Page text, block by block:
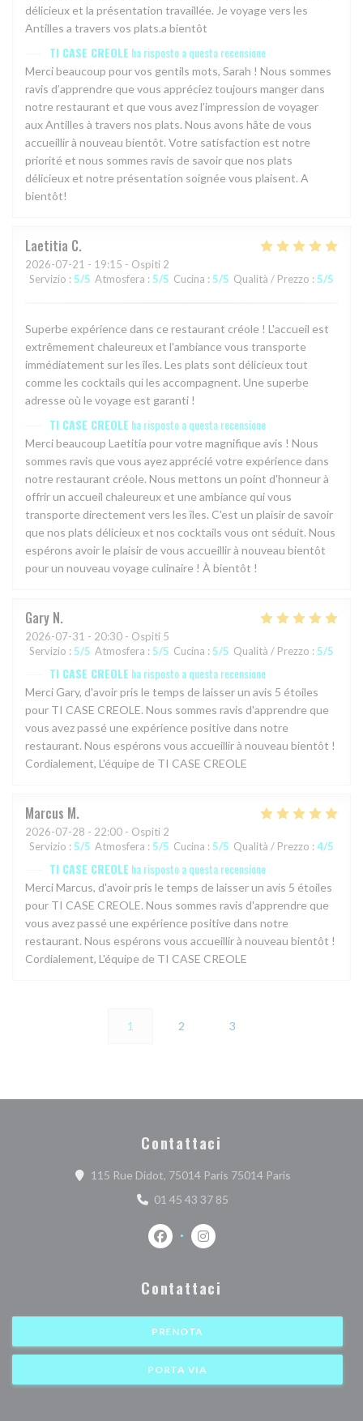
délicieux et la présentation travaillée. Je voyage vers les
Antilles a travers vos plats.a bientôt
TI CASE CREOLE ha risposto a questa recensione
Merci beaucoup pour vos gentils mots, Sarah ! Nous sommes
ravis d’apprendre que vous appréciez toujours manger dans
notre restaurant et que vous avez l’impression de voyager
aux Antilles à travers nos plats. Nous avons hâte de vous
accueillir à nouveau bientôt. Votre satisfaction est notre
priorité et nous sommes ravis de savoir que nos plats
délicieux et notre présentation soignée vous plaisent. A
bientôt!
Laetitia C
2026-07-21 - 19:15 - Ospiti 2
Servizio : 5/5 Atmosfera : 5/5 Cucina : 5/5 Qualità / Prezzo : 5/5
Superbe expérience dans ce restaurant créole ! L'accueil est
extrêmement chaleureux et l'ambiance vous transporte
immédiatement sur les îles. Les plats sont délicieux tout
comme les cocktails qui les accompagnent. Une superbe
adresse où le voyage est garanti !
TI CASE CREOLE ha risposto a questa recensione
Merci beaucoup Laetitia pour votre magnifique avis ! Nous
sommes ravis que vous ayez apprécié votre expérience dans
notre restaurant créole. Nous mettons un point d'honneur à
offrir un accueil chaleureux et une ambiance qui vous
transporte directement vers les îles. C'est un plaisir de savoir
que nos plats délicieux et nos cocktails vous ont séduit. Nous
espérons avoir le plaisir de vous accueillir à nouveau bientôt
pour un nouveau voyage culinaire ! À bientôt !
Gary N
2026-07-31 - 20:30 - Ospiti 5
Servizio : 5/5 Atmosfera : 5/5 Cucina : 5/5 Qualità / Prezzo : 5/5
TI CASE CREOLE ha risposto a questa recensione
Merci Gary, d'avoir pris le temps de laisser un avis 5 étoiles
pour TI CASE CREOLE. Nous sommes ravis d'apprendre que
vous avez passé une expérience positive dans notre
restaurant. Nous espérons vous accueillir à nouveau bientôt !
Cordialement, L'équipe de TI CASE CREOLE
Marcus M
2026-07-28 - 22:00 - Ospiti 2
Servizio : 5/5 Atmosfera : 5/5 Cucina : 5/5 Qualità / Prezzo : 4/5
TI CASE CREOLE ha risposto a questa recensione
Merci Marcus, d'avoir pris le temps de laisser un avis 5 étoiles
pour TI CASE CREOLE. Nous sommes ravis d'apprendre que
vous avez passé une expérience positive dans notre
restaurant. Nous espérons vous accueillir à nouveau bientôt !
Cordialement, L'équipe de TI CASE CREOLE
1 2 3
Contattaci
115 Rue Didot, 75014 Paris 75014 Paris
01 45 43 37 85
Facebook ((apre una nuova finestra))
Instagram ((apre una nuova
Contattaci
PRENOTA
PORTA VIA